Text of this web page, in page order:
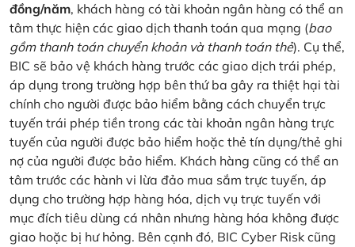
đồng/năm, khách hàng có tài khoản ngân hàng có thể an
tâm thực hiện các giao dịch thanh toán qua mạng (bao
gồm thanh toán chuyển khoản và thanh toán thẻ). Cụ thể,
BIC sẽ bảo vệ khách hàng trước các giao dịch trái phép,
áp dụng trong trường hợp bên thứ ba gây ra thiệt hại tài
chính cho người được bảo hiểm bằng cách chuyển trực
tuyến trái phép tiền trong các tài khoản ngân hàng trực
tuyến của người được bảo hiểm hoặc thẻ tín dụng/thẻ ghi
nợ của người được bảo hiểm. Khách hàng cũng có thể an
tâm trước các hành vi lừa đảo mua sắm trực tuyến, áp
dụng cho trường hợp hàng hóa, dịch vụ trực tuyến với
mục đích tiêu dùng cá nhân nhưng hàng hóa không được
giao hoặc bị hư hỏng. Bên cạnh đó, BIC Cyber Risk cũng